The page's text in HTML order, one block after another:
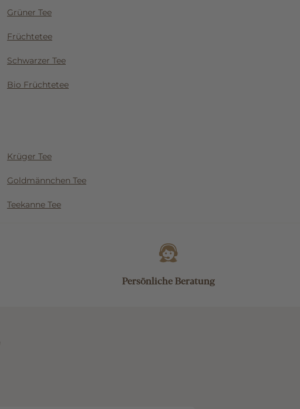
Grüner Tee
Früchtetee
Schwarzer Tee
Bio Früchtetee
Krüger Tee
Goldmännchen Tee
Teekanne Tee
Persönliche Beratung